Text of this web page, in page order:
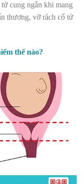
cung ngắn khi mang
thương, vỡ rách cổ tử
thế nào?